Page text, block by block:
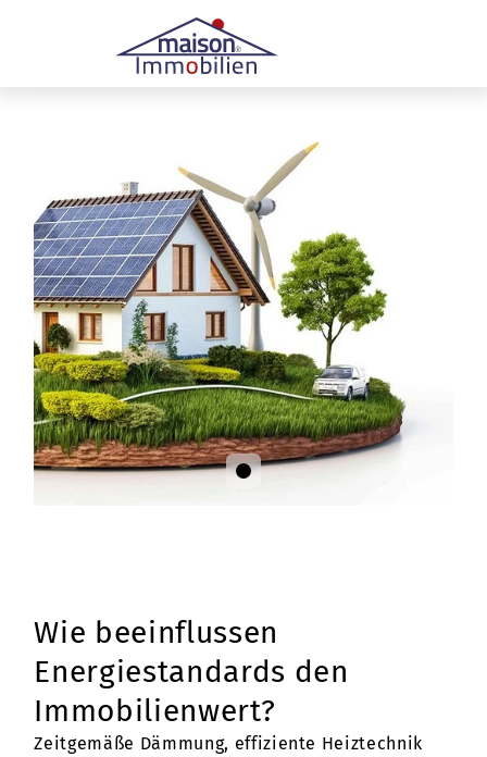
Wie beeinflussen
Energiestandards den
Immobilienwert?
Zeitgemäße Dämmung, effiziente Heiztechnik